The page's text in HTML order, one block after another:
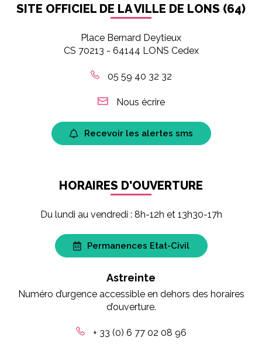
SITE OFFICIEL DE LA VILLE DE LONS (64)
Place Bernard Deytieux
CS 70213 - 64144 LONS Cedex
05 59 40 32 32
Nous écrire
Recevoir les alertes sms
HORAIRES D'OUVERTURE
Du lundi au vendredi : 8h-12h et 13h30-17h
Permanences Etat-Civil
Astreinte
Numéro d’urgence accessible en dehors des horaires
d’ouverture.
+ 33 (0) 6 77 02 08 96